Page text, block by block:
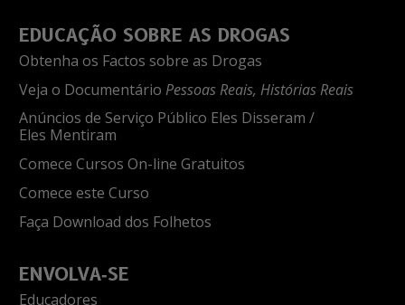
EDUCAÇÃO SOBRE AS DROGAS
Obtenha os Factos sobre as Drogas
Veja o Documentário Pessoas Reais, Histórias Reais
Anúncios de Serviço Público Eles Disseram /
Eles Mentiram
Comece Cursos On-line Gratuitos
Comece este Curso
Faça Download dos Folhetos
ENVOLVA‑SE
Educadores